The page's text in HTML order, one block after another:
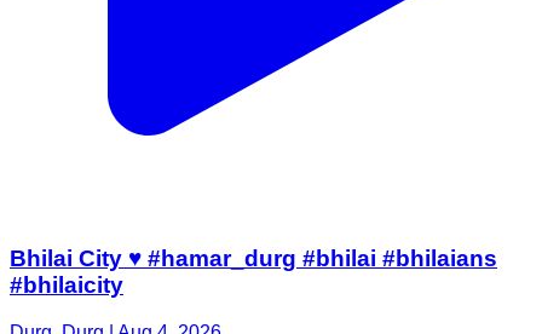
Bhilai City ♥️ #hamar_durg #bhilai #bhilaians
#bhilaicity